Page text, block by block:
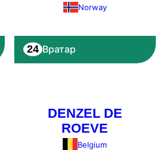
Norway
24 Вратар
DENZEL DE
ROEVE
Belgium